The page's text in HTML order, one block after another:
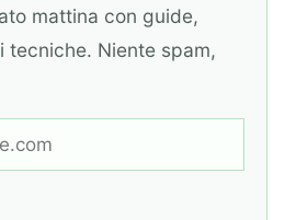
mattina con guide,
tecniche. Niente spam,